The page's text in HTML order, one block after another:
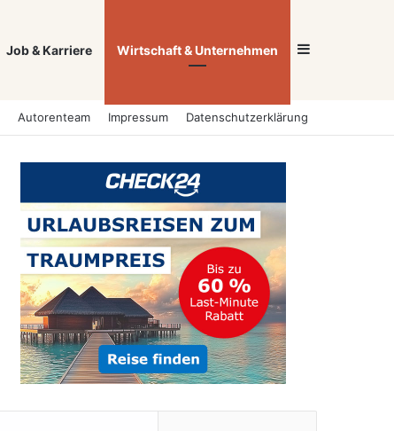
Job & Karriere Wirtschaft & Unternehmen Sidebar
Autorenteam Impressum Datenschutzerklärung